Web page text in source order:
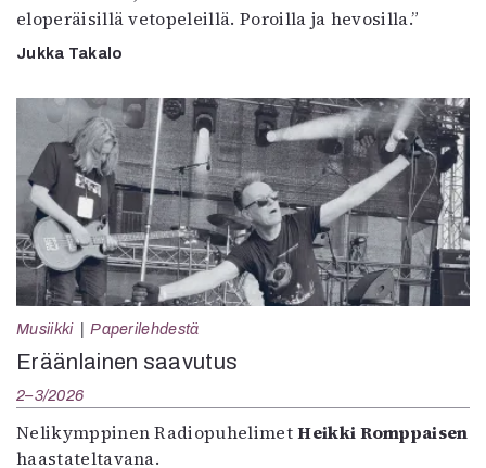
eloperäisillä vetopeleillä. Poroilla ja hevosilla.”
Jukka Takalo
Musiikki Paperilehdestä
Eräänlainen saavutus
2–3/2026
Nelikymppinen RadiopuhelimetHeikki Romppaisen
haastateltavana.